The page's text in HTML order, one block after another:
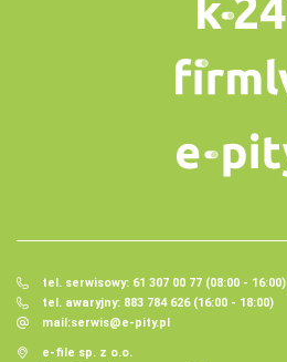
tel. serwisowy: 61 307 00 77 (08:00 - 16:00)
tel. awaryjny: 883 784 626 (16:00 - 18:00)
mail:serwis@e-pity.pl
e-file sp. z o.o.